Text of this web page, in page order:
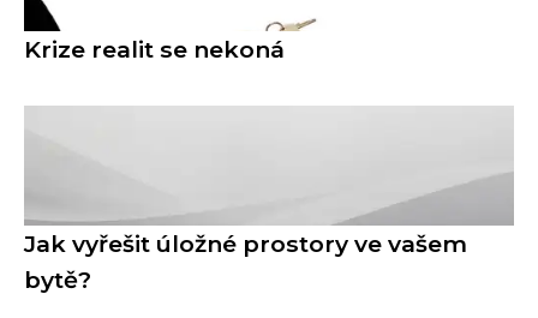
Krize realit se nekoná
Jak vyřešit úložné prostory ve vašem
bytě?